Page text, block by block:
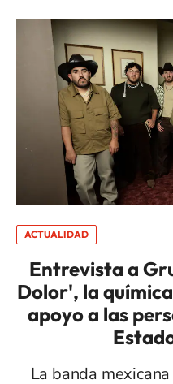
ACTUALIDAD
Entrevista a
Dolor', la
apoyo a las
La banda